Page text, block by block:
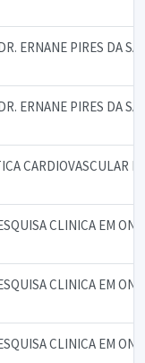
ERNANE PIRES DA
ERNANE PIRES DA
CARDIOVASCULAR
CLINICA EM
CLINICA EM
CLINICA EM